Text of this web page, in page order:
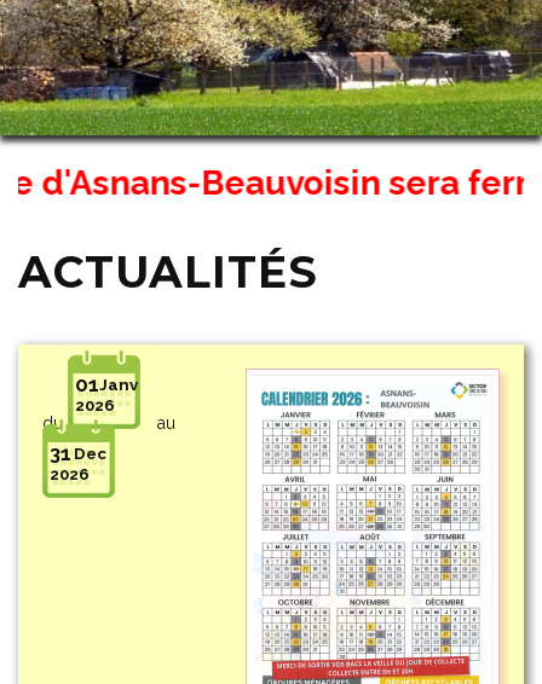
Beauvoisin sera fermé
ACTUALITÉS
du
01Janv
2026
au
31 Dec
2026